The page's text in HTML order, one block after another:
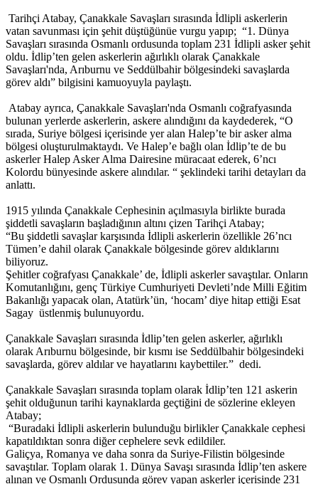
Tarihçi Atabay, Çanakkale Savaşları sırasında İdlipli askerlerin
vatan savunması için şehit düştüğünüe vurgu yapıp; “1. Dünya
Savaşları sırasında Osmanlı ordusunda toplam 231 İdlipli asker şehit
oldu. İdlip’ten gelen askerlerin ağırlıklı olarak Çanakkale
Savaşları'nda, Arıburnu ve Seddülbahir bölgesindeki savaşlarda
görev aldı” bilgisini kamuoyuyla paylaştı.
Atabay ayrıca, Çanakkale Savaşları'nda Osmanlı coğrafyasında
bulunan yerlerde askerlerin, askere alındığını da kaydederek, “O
sırada, Suriye bölgesi içerisinde yer alan Halep’te bir asker alma
bölgesi oluşturulmaktaydı. Ve Halep’e bağlı olan İdlip’te de bu
askerler Halep Asker Alma Dairesine müracaat ederek, 6’ncı
Kolordu bünyesinde askere alındılar. “ şeklindeki tarihi detayları da
anlattı.
1915 yılında Çanakkale Cephesinin açılmasıyla birlikte burada
şiddetli savaşların başladığının altını çizen Tarihçi Atabay;
“Bu şiddetli savaşlar karşısında İdlipli askerlerin özellikle 26’ncı
Tümen’e dahil olarak Çanakkale bölgesinde görev aldıklarını
biliyoruz.
Şehitler coğrafyası Çanakkale’ de, İdlipli askerler savaştılar. Onların
Komutanlığını, genç Türkiye Cumhuriyeti Devleti’nde Milli Eğitim
Bakanlığı yapacak olan, Atatürk’ün, ‘hocam’ diye hitap ettiği Esat
Sagay üstlenmiş bulunuyordu.
Çanakkale Savaşları sırasında İdlip’ten gelen askerler, ağırlıklı
olarak Arıburnu bölgesinde, bir kısmı ise Seddülbahir bölgesindeki
savaşlarda, görev aldılar ve hayatlarını kaybettiler.” dedi.
Çanakkale Savaşları sırasında toplam olarak İdlip’ten 121 askerin
şehit olduğunun tarihi kaynaklarda geçtiğini de sözlerine ekleyen
Atabay;
“Buradaki İdlipli askerlerin bulunduğu birlikler Çanakkale cephesi
kapatıldıktan sonra diğer cephelere sevk edildiler.
Galiçya, Romanya ve daha sonra da Suriye-Filistin bölgesinde
savaştılar. Toplam olarak 1. Dünya Savaşı sırasında İdlip’ten askere
alınan ve Osmanlı Ordusunda görev yapan askerler içerisinde 231